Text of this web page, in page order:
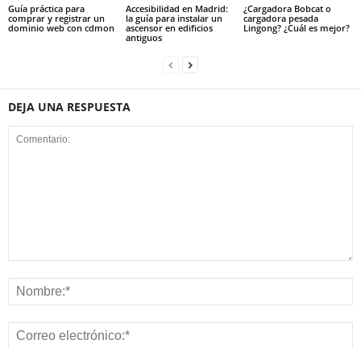
Guía práctica para
comprar y registrar un
dominio web con cdmon
Accesibilidad en Madrid:
la guía para instalar un
ascensor en edificios
antiguos
¿Cargadora Bobcat o
cargadora pesada
Lingong? ¿Cuál es mejor?
DEJA UNA RESPUESTA